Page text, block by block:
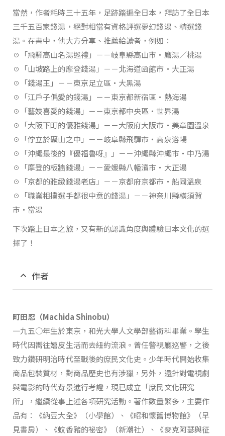
當然，作者耗時三十五年，足跡踏遍全日本，拜訪了全日本
三千五百家錢湯，絕對相當有資格評選夢幻錢湯、精選錢
湯。在書中，他大方分享、推薦給讀者，例如：
☉「飛驒高山名湯巡禮」－－岐阜縣高山市‧鷹湯／桃湯
☉「山坡路上的摩登錢湯」－－北海道函館市‧大正湯
☉「錢湯王」－－東京足立區‧大黑湯
☉「江戶子偏愛的錢湯」－－東京都新宿區‧熱海湯
☉「藝妓喜愛的錢湯」－－東京都中央區‧世界湯
☉「大阪下町的優雅錢湯」－－大阪府大阪市‧美章園溫泉
☉「佇立於礦山之中」－－岐阜縣飛驒市‧高泉浴場
☉「沖繩最後的『優福魯呀』」－－沖繩縣沖繩市‧中乃湯
☉「摩登的板牆錢湯」－－愛媛縣八幡濱市‧大正湯
☉「京都的雅緻錢湯老店」－－京都府京都市‧船岡溫泉
☉「職業相撲選手都很中意的錢湯」－－神奈川縣橫須賀
市‧當湯
下次踏上日本之旅，又有新的認識角度與體驗日本文化的選
擇了！
作者
町田忍（Machida Shinobu）
一九五○年生於東京，和光大學人文學部藝術科畢業。學生
時代因嚮往嬉皮生活而去紐約流浪。曾任警視廳巡警，之後
致力鑽研明治時代至戰後的庶民文化史。少年時代開始收集
商品包裝質材，對商品歷史也有涉獵，另外，還針對電視劇
與電影的時代背景進行考證，現已成立「庶民文化研究
所」，繼續從事上述各項研究活動。著作數量繁多，主要作
品有：《納豆大全》（小學館）、《昭和懷舊博物館》（早
見書房）、《蚊香豬的祕密》（新潮社）、《麥克阿瑟與征